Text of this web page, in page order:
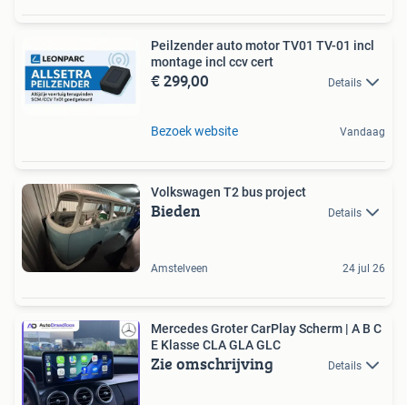
Peilzender auto motor TV01 TV-01 incl
montage incl ccv cert
€ 299,00 Details
Bezoek website Vandaag
Volkswagen T2 bus project
Bieden Details
Amstelveen 24 jul 26
Mercedes Groter CarPlay Scherm | A B C
E Klasse CLA GLA GLC
Zie omschrijving Details